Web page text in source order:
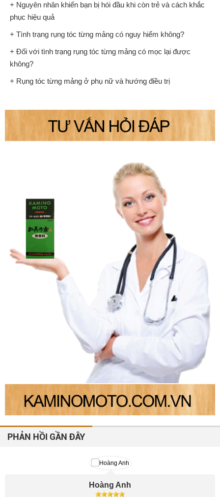
+ Nguyên nhân khiến bạn bị hói đầu khi còn trẻ và cách khắc
phục hiệu quả
+ Tình trạng rụng tóc từng mảng có nguy hiểm không?
+ Đối với tình trạng rụng tóc từng mảng có mọc lại được
không?
+ Rụng tóc từng mảng ở phụ nữ và hướng điều trị
PHẢN HỒI GẦN ĐÂY
Công Minh